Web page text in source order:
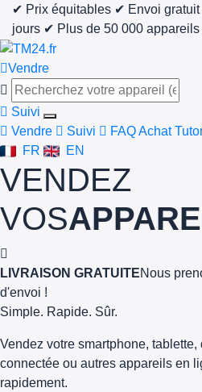
✔ Prix équitables ✔ Envoi gratuit
jours ✔ Plus de 50 000 appareils
Vendre
Suivi
Vendre
Suivi FAQ Achat
FR
EN
VENDEZ
VOS
LIVRAISON GRATUITENous
d'envoi !
Simple. Rapide. Sûr.
Vendez votre smartphone,
connectée ou autres appareils en
rapidement.